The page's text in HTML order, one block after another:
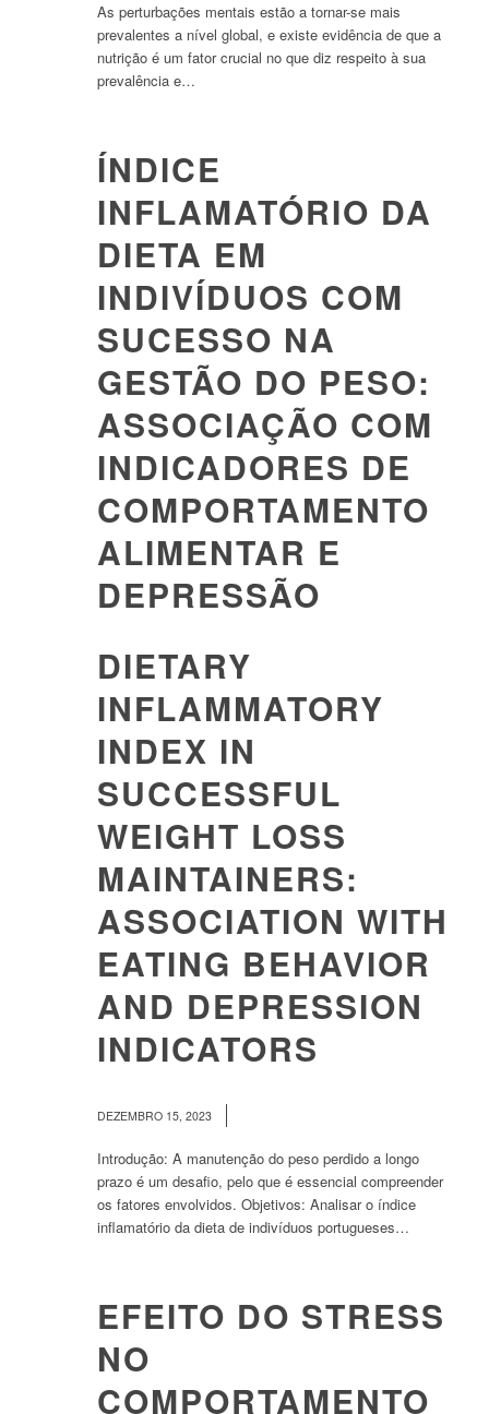
As perturbações mentais estão a tornar-se mais
prevalentes a nível global, e existe evidência de que a
nutrição é um fator crucial no que diz respeito à sua
prevalência e…
ÍNDICE
INFLAMATÓRIO DA
DIETA EM
INDIVÍDUOS COM
SUCESSO NA
GESTÃO DO PESO:
ASSOCIAÇÃO COM
INDICADORES DE
COMPORTAMENTO
ALIMENTAR E
DEPRESSÃO
DIETARY
INFLAMMATORY
INDEX IN
SUCCESSFUL
WEIGHT LOSS
MAINTAINERS:
ASSOCIATION WITH
EATING BEHAVIOR
AND DEPRESSION
INDICATORS
DEZEMBRO 15, 2023
Introdução: A manutenção do peso perdido a longo
prazo é um desafio, pelo que é essencial compreender
os fatores envolvidos. Objetivos: Analisar o índice
inflamatório da dieta de indivíduos portugueses…
EFEITO DO STRESS
NO
COMPORTAMENTO